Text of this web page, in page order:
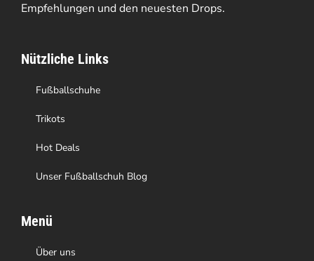
können
der
Produktseite
gewählt
werden
Empfehlungen und den neuesten Drops.
Nützliche Links
Fußballschuhe
Trikots
Hot Deals
Unser Fußballschuh Blog
Menü
Über uns